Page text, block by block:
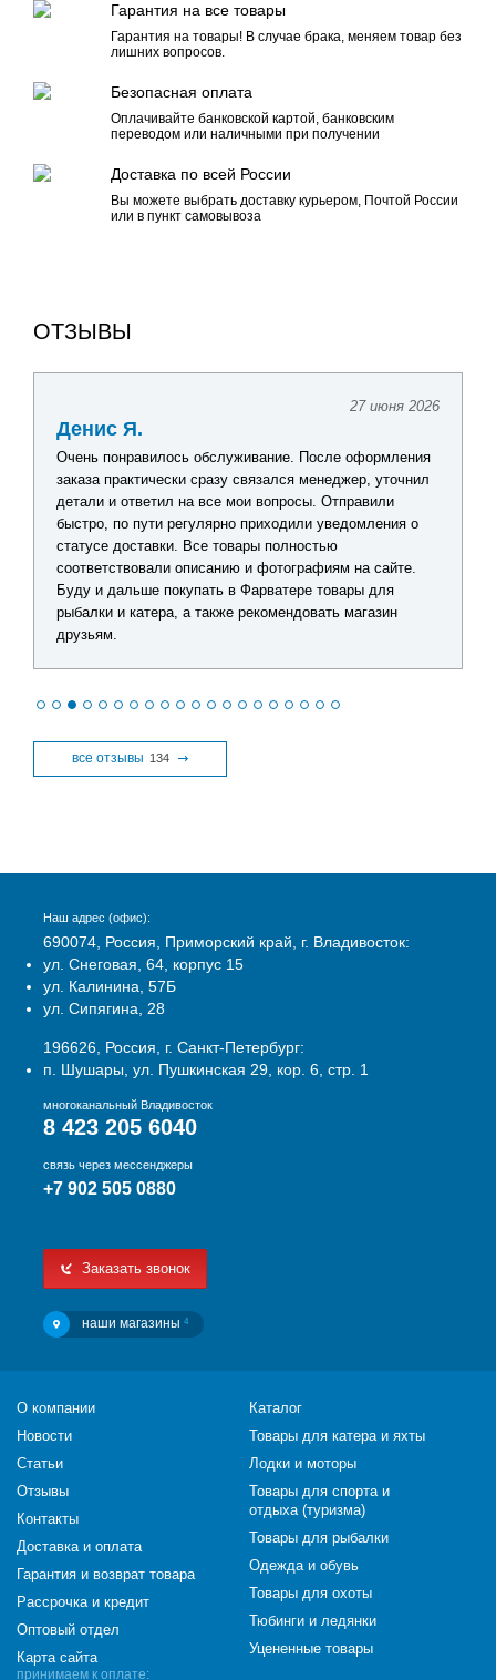
Гарантия на все товары
Гарантия на товары! В случае брака, меняем товар без
лишних вопросов.
Безопасная оплата
Оплачивайте банковской картой, банковским
переводом или наличными при получении
Доставка по всей России
Вы можете выбрать доставку курьером, Почтой России
или в пункт самовывоза
ОТЗЫВЫ
27 июня 2026
Денис Я.
Очень понравилось обслуживание. После оформления
заказа практически сразу связался менеджер, уточнил
детали и ответил на все мои вопросы. Отправили
быстро, по пути регулярно приходили уведомления о
статусе доставки. Все товары полностью
соответствовали описанию и фотографиям на сайте.
Буду и дальше покупать в Фарватере товары для
рыбалки и катера, а также рекомендовать магазин
друзьям.
все отзывы 134
Наш адрес (офис):
690074, Россия, Приморский край, г. Владивосток:
ул. Снеговая, 64, корпус 15
ул. Калинина, 57Б
ул. Сипягина, 28
196626, Россия, г. Санкт-Петербург:
п. Шушары, ул. Пушкинская 29, кор. 6, стр. 1
многоканальный Владивосток
8 423 205 6040
связь через мессенджеры
+7 902 505 0880
Заказать звонок
наши магазины 4
принимаем к оплате:
О компании
Новости
Статьи
Отзывы
Контакты
Доставка и оплата
Гарантия и возврат товара
Рассрочка и кредит
Оптовый отдел
Карта сайта
Каталог
Товары для катера и яхты
Лодки и моторы
Товары для спорта и
отдыха (туризма)
Товары для рыбалки
Одежда и обувь
Товары для охоты
Тюбинги и ледянки
Уцененные товары